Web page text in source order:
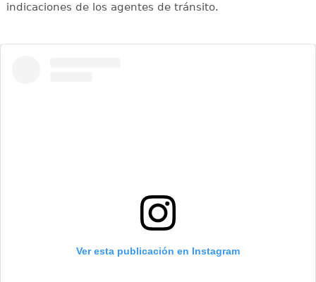
indicaciones de los agentes de tránsito.
Ver esta publicación en Instagram